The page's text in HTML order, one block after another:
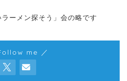
ーメン探そう」会の略です
me ／